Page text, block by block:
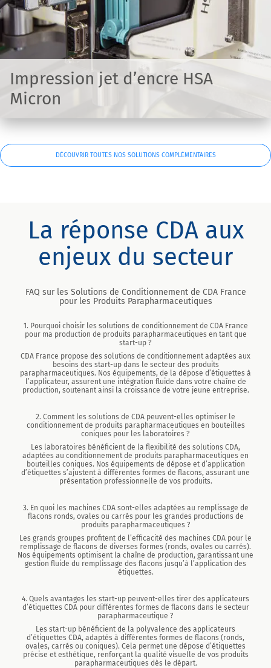
Impression jet d’encre HSA
Micron
DÉCOUVRIR TOUTES NOS SOLUTIONS COMPLÉMENTAIRES
La réponse CDA aux
enjeux du secteur
FAQ sur les Solutions de Conditionnement de CDA France
pour les Produits Parapharmaceutiques
1. Pourquoi choisir les solutions de conditionnement de CDA France
pour ma production de produits parapharmaceutiques en tant que
start-up ?
CDA France propose des solutions de conditionnement adaptées aux
besoins des start-up dans le secteur des produits
parapharmaceutiques. Nos équipements, de la dépose d’étiquettes à
l’applicateur, assurent une intégration fluide dans votre chaîne de
production, soutenant ainsi la croissance de votre jeune entreprise.
2. Comment les solutions de CDA peuvent-elles optimiser le
conditionnement de produits parapharmaceutiques en bouteilles
coniques pour les laboratoires ?
Les laboratoires bénéficient de la flexibilité des solutions CDA,
adaptées au conditionnement de produits parapharmaceutiques en
bouteilles coniques. Nos équipements de dépose et d’application
d’étiquettes s’ajustent à différentes formes de flacons, assurant une
présentation professionnelle de vos produits.
3. En quoi les machines CDA sont-elles adaptées au remplissage de
flacons ronds, ovales ou carrés pour les grandes productions de
produits parapharmaceutiques ?
Les grands groupes profitent de l’efficacité des machines CDA pour le
remplissage de flacons de diverses formes (ronds, ovales ou carrés).
Nos équipements optimisent la chaîne de production, garantissant une
gestion fluide du remplissage des flacons jusqu’à l’application des
étiquettes.
4. Quels avantages les start-up peuvent-elles tirer des applicateurs
d’étiquettes CDA pour différentes formes de flacons dans le secteur
parapharmaceutique ?
Les start-up bénéficient de la polyvalence des applicateurs
d’étiquettes CDA, adaptés à différentes formes de flacons (ronds,
ovales, carrés ou coniques). Cela permet une dépose d’étiquettes
précise et esthétique, renforçant la qualité visuelle de vos produits
parapharmaceutiques dès le départ.